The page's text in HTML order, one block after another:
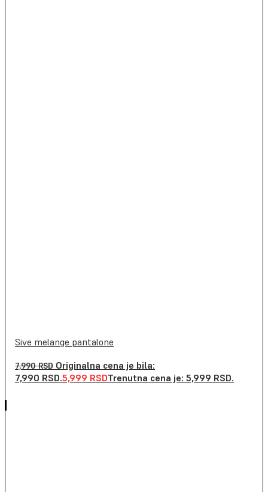
Sive melange pantalone
7,990RSD Originalna cena je bila:
7,990 RSD.5,999 RSDTrenutna cena je: 5,999 RSD.